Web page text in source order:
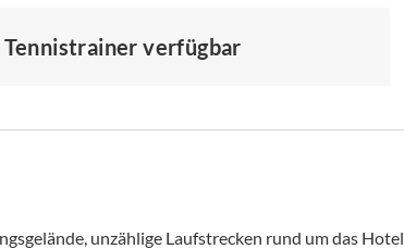
Tennistrainer verfügbar
unzählige Laufstrecken rund um das Hotel,